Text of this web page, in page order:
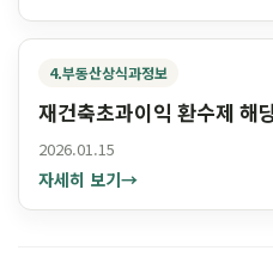
4.부동산상식과정보
재건축초과이익 환수제 해
2026.01.15
자세히 보기→